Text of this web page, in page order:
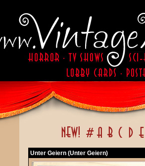
Unter Geiern (Unter Geiern)